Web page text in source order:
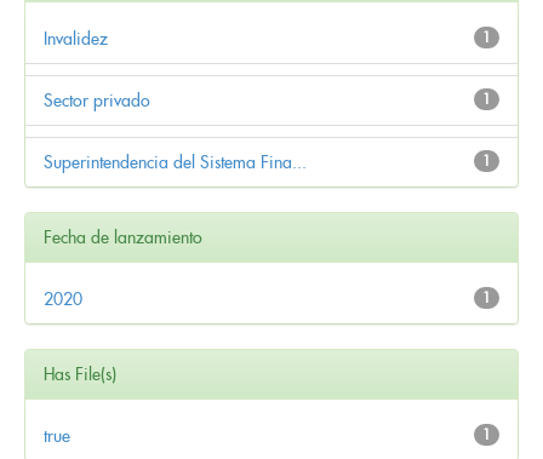
1
Invalidez
1
Sector privado
1
Superintendencia del Sistema Fina...
Fecha de lanzamiento
1
2020
Has File(s)
1
true